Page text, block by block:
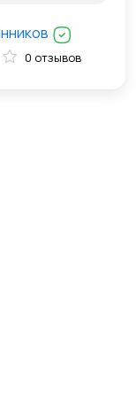
0 отзывов